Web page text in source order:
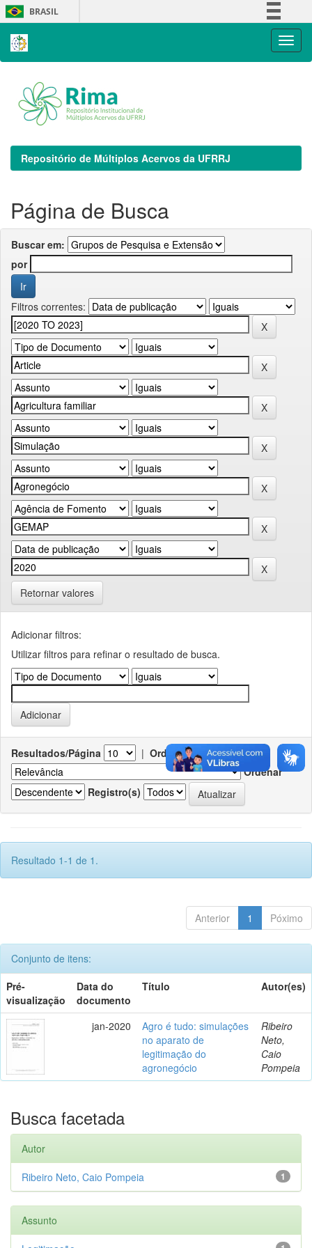
Skip
navigation
BRASIL
Repositório de Múltiplos Acervos da UFRRJ
Página de Busca
Buscar em:
por
Filtros correntes:
Retornar valores
Adicionar filtros:
Utilizar filtros para refinar o resultado de busca.
Resultados/Página | Ordenar registros por
Ordenar
Registro(s)
Resultado 1-1 de 1.
Anterior 1 Póximo
Conjunto de itens:
Pré-
visualização
Data do
documento
Título Autor(es)
jan-2020
Agro é tudo: simulações
no aparato de
legitimação do
agronegócio
Ribeiro
Neto,
Caio
Pompeia
Busca facetada
Autor
1
Ribeiro Neto, Caio Pompeia
Assunto